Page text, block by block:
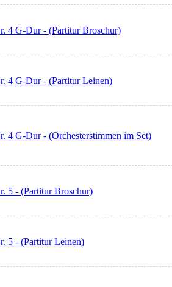
4 G-Dur - (Partitur Broschur)
4 G-Dur - (Partitur Leinen)
4 G-Dur - (Orchesterstimmen im Set)
5 - (Partitur Broschur)
5 - (Partitur Leinen)